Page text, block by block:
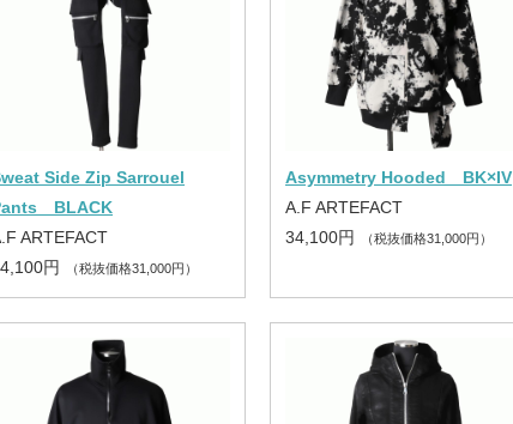
Side Zip Sarrouel
BLACK
ARTEFACT
円
（税抜価格31,000円）
Asymmetry Hooded BK×IV
A.F ARTEFACT
34,100円
（税抜価格31,000円）